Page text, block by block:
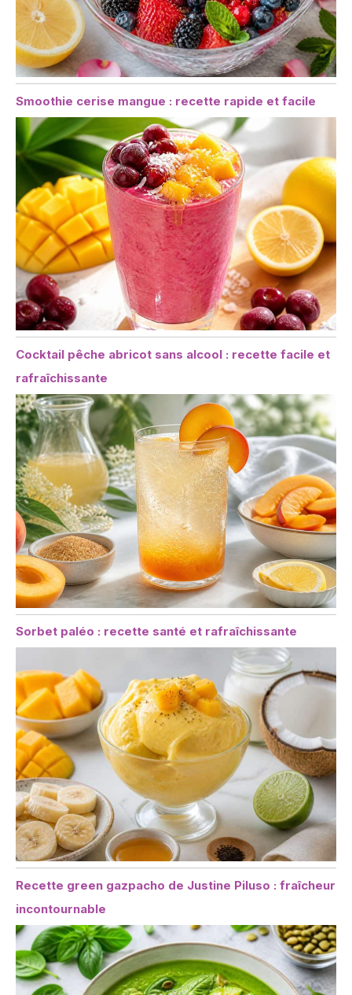
Smoothie cerise mangue : recette rapide et facile
Cocktail pêche abricot sans alcool : recette facile et
rafraîchissante
Sorbet paléo : recette santé et rafraîchissante
Recette green gazpacho de Justine Piluso : fraîcheur
incontournable